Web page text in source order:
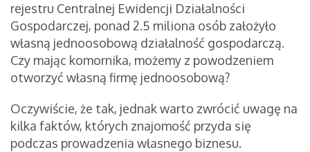
rejestru Centralnej Ewidencji Działalności
Gospodarczej, ponad 2.5 miliona osób założyło
własną jednoosobową działalność gospodarczą.
Czy mając komornika, możemy z powodzeniem
otworzyć własną firmę jednoosobową?
Oczywiście, że tak, jednak warto zwrócić uwagę na
kilka faktów, których znajomość przyda się
podczas prowadzenia własnego biznesu.